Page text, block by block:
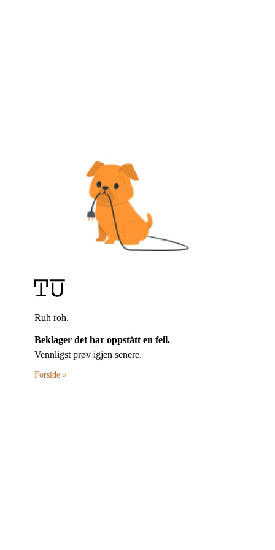
Ruh roh.
Beklager det har oppstått en feil.
Vennligst prøv igjen senere.
Forside »